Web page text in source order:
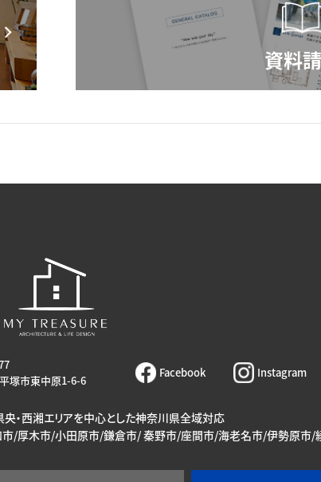
塚市東中原1-6-6
Facebook Instagram
央・西湘エリアを中心とした神奈川県全域対応
/厚木市/小田原市/鎌倉市/ 秦野市/座間市/海老名市/伊勢原市/